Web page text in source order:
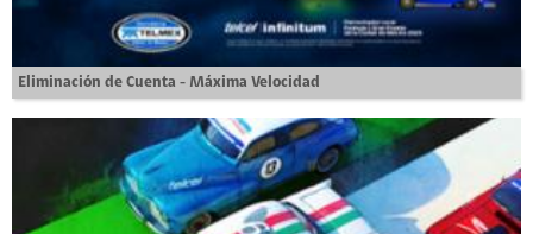
Eliminación de Cuenta - Máxima Velocidad